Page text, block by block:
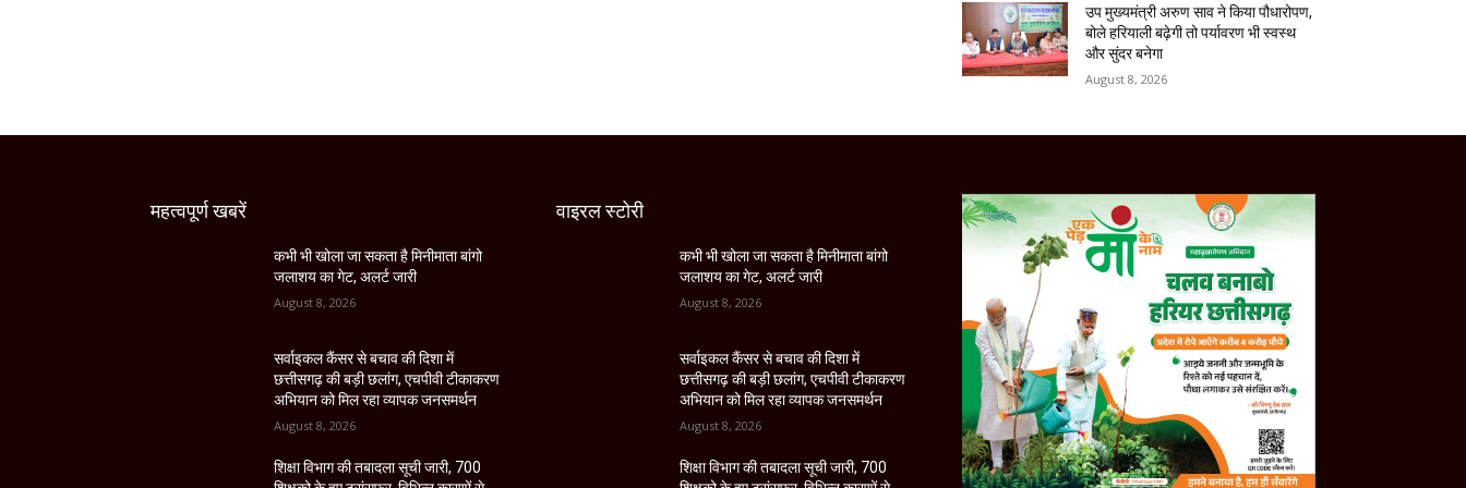
उप मुख्यमंत्री अरुण साव ने किया पौधारोपण,
बोले हरियाली बढ़ेगी तो पर्यावरण भी स्वस्थ
और सुंदर बनेगा
August 8, 2026
महत्वपूर्ण खबरें
कभी भी खोला जा सकता है मिनीमाता बांगो
जलाशय का गेट, अलर्ट जारी
August 8, 2026
सर्वाइकल कैंसर से बचाव की दिशा में
छत्तीसगढ़ की बड़ी छलांग, एचपीवी टीकाकरण
अभियान को मिल रहा व्यापक जनसमर्थन
August 8, 2026
शिक्षा विभाग की तबादला सूची जारी, 700
वाइरल स्टोरी
कभी भी खोला जा सकता है मिनीमाता बांगो
जलाशय का गेट, अलर्ट जारी
August 8, 2026
सर्वाइकल कैंसर से बचाव की दिशा में
छत्तीसगढ़ की बड़ी छलांग, एचपीवी टीकाकरण
अभियान को मिल रहा व्यापक जनसमर्थन
August 8, 2026
शिक्षा विभाग की तबादला सूची जारी, 700